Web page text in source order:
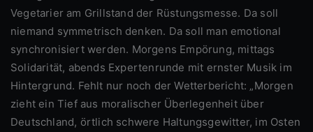
Vegetarier am Grillstand der Rüstungsmesse. Da soll
niemand symmetrisch denken. Da soll man emotional
synchronisiert werden. Morgens Empörung, mittags
Solidarität, abends Expertenrunde mit ernster Musik im
Hintergrund. Fehlt nur noch der Wetterbericht: „Morgen
zieht ein Tief aus moralischer Überlegenheit über
Deutschland, örtlich schwere Haltungsgewitter, im Osten